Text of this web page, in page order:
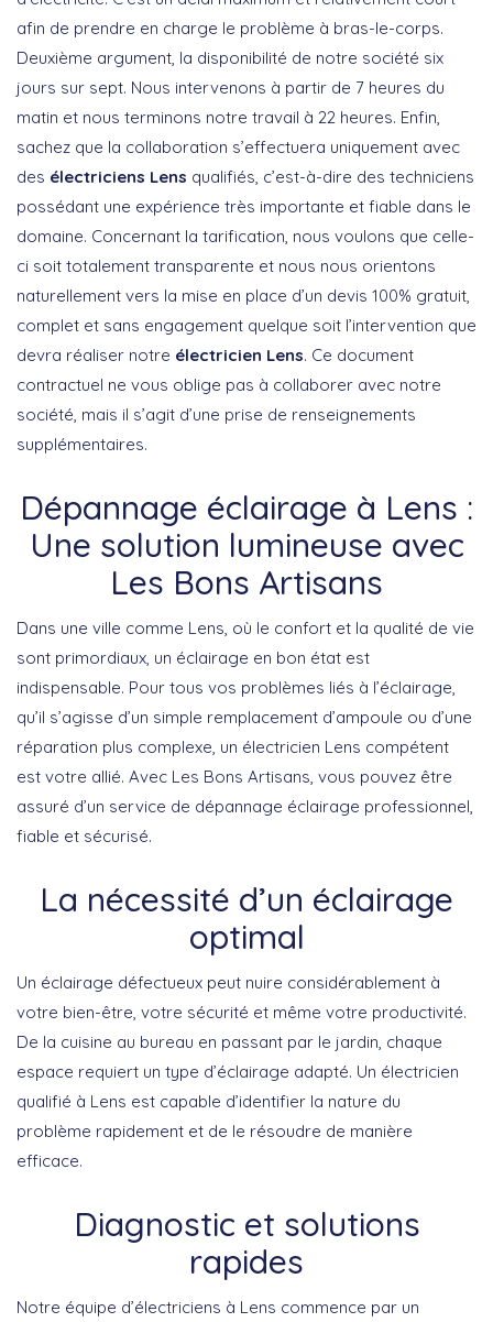
afin de prendre en charge le problème à bras-le-corps.
Deuxième argument, la disponibilité de notre société six
jours sur sept. Nous intervenons à partir de 7 heures du
matin et nous terminons notre travail à 22 heures. Enfin,
sachez que la collaboration s’effectuera uniquement avec
des électriciens Lens qualifiés, c’est-à-dire des techniciens
possédant une expérience très importante et fiable dans le
domaine. Concernant la tarification, nous voulons que celle-
ci soit totalement transparente et nous nous orientons
naturellement vers la mise en place d’un devis 100% gratuit,
complet et sans engagement quelque soit l’intervention que
devra réaliser notre électricien Lens. Ce document
contractuel ne vous oblige pas à collaborer avec notre
société, mais il s’agit d’une prise de renseignements
supplémentaires.
Dépannage éclairage à Lens :
Une solution lumineuse avec
Les Bons Artisans
Dans une ville comme Lens, où le confort et la qualité de vie
sont primordiaux, un éclairage en bon état est
indispensable. Pour tous vos problèmes liés à l’éclairage,
qu’il s’agisse d’un simple remplacement d’ampoule ou d’une
réparation plus complexe, un électricien Lens compétent
est votre allié. Avec Les Bons Artisans, vous pouvez être
assuré d’un service de dépannage éclairage professionnel,
fiable et sécurisé.
La nécessité d’un éclairage
optimal
Un éclairage défectueux peut nuire considérablement à
votre bien-être, votre sécurité et même votre productivité.
De la cuisine au bureau en passant par le jardin, chaque
espace requiert un type d’éclairage adapté. Un électricien
qualifié à Lens est capable d’identifier la nature du
problème rapidement et de le résoudre de manière
efficace.
Diagnostic et solutions
rapides
Notre équipe d’électriciens à Lens commence par un